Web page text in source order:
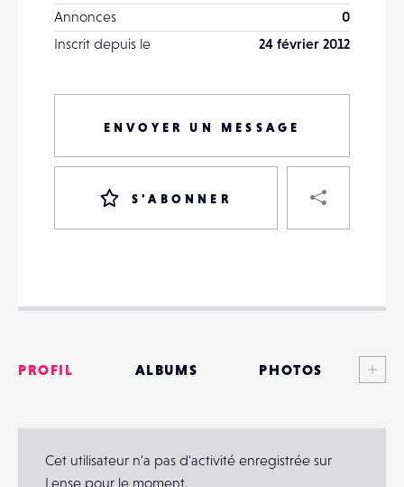
Annonces
0
Inscrit depuis le
24 février 2012
ENVOYER UN MESSAGE
S'ABONNER
DESTINATAIRE
VOTRE
VOTRE
PROFIL ALBUMS PHOTOS
MATÉRIELS
Cet utilisateur n'a pas d'activité enregistrée sur
Lense pour le moment.